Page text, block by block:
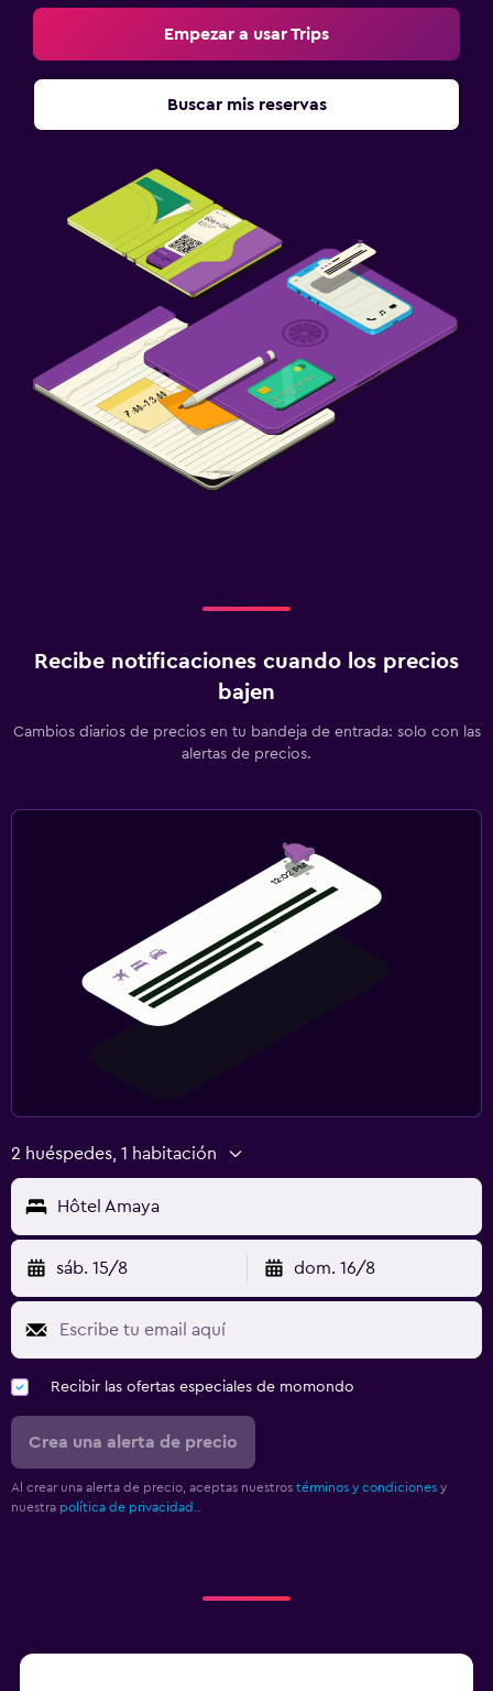
Empezar a usar Trips
Buscar mis reservas
Recibe notificaciones cuando los precios
bajen
Cambios diarios de precios en tu bandeja de entrada: solo con las
alertas de precios.
2 huéspedes, 1 habitación
Hôtel Amaya
sáb. 15/8 dom. 16/8
Recibir las ofertas especiales de momondo
Crea una alerta de precio
Al crear una alerta de precio, aceptas nuestros términos y condiciones y
nuestra política de privacidad.